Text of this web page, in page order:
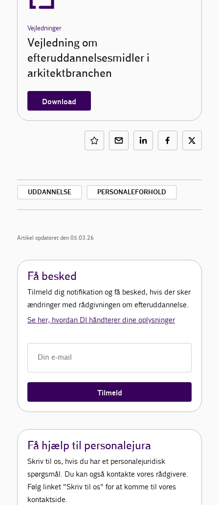
Vejledninger
Vejledning om
efteruddannelsesmidler i
arkitektbranchen
Download
UDDANNELSE PERSONALEFORHOLD
Artikel opdateret den 05.03.26
Få besked
Tilmeld dig notifikation og få besked, hvis der sker
ændringer med rådgivningen om efteruddannelse.
Se her, hvordan DI håndterer dine oplysninger
Tilmeld
Få hjælp til personalejura
Skriv til os, hvis du har et personalejuridisk
spørgsmål. Du kan også kontakte vores rådgivere.
Følg linket "Skriv til os" for at komme til vores
kontaktside.